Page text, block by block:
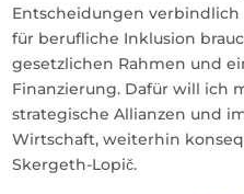
Entscheidungen
für berufliche Inklusion
gesetzlichen Rahmen und
Finanzierung. Dafür will ich
strategische Allianzen und
Wirtschaft, weiterhin
Skergeth-Lopič.